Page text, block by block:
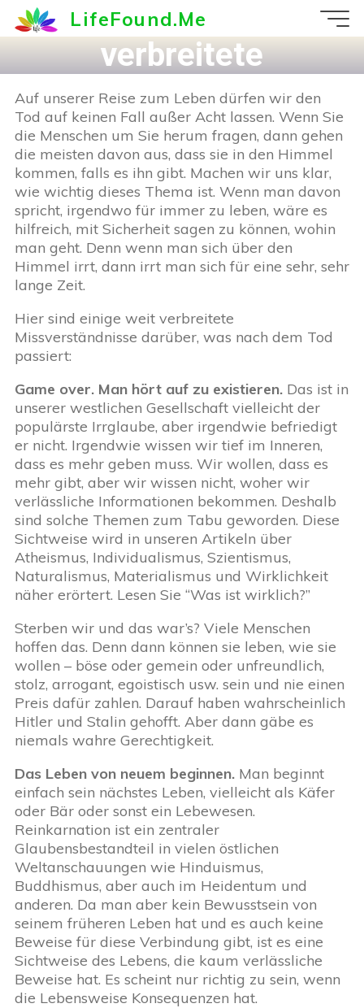
Zum
Inhalt
LifeFound.Me
beim Tod? 3
verbreitete
Missverständnisse
.
Auf unserer Reise zum Leben dürfen wir den
Tod auf keinen Fall außer Acht lassen. Wenn Sie
die Menschen um Sie herum fragen, dann gehen
die meisten davon aus, dass sie in den Himmel
kommen, falls es ihn gibt. Machen wir uns klar,
wie wichtig dieses Thema ist. Wenn man davon
spricht, irgendwo für immer zu leben, wäre es
hilfreich, mit Sicherheit sagen zu können, wohin
man geht. Denn wenn man sich über den
Himmel irrt, dann irrt man sich für eine sehr, sehr
lange Zeit.
Hier sind einige weit verbreitete
Missverständnisse darüber, was nach dem Tod
passiert:
Game over. Man hört auf zu existieren. Das ist in
unserer westlichen Gesellschaft vielleicht der
populärste Irrglaube, aber irgendwie befriedigt
er nicht. Irgendwie wissen wir tief im Inneren,
dass es mehr geben muss. Wir wollen, dass es
mehr gibt, aber wir wissen nicht, woher wir
verlässliche Informationen bekommen. Deshalb
sind solche Themen zum Tabu geworden. Diese
Sichtweise wird in unseren Artikeln über
Atheismus, Individualismus, Szientismus,
Naturalismus, Materialismus und Wirklichkeit
näher erörtert. Lesen Sie “Was ist wirklich?”
Sterben wir und das war’s? Viele Menschen
hoffen das. Denn dann können sie leben, wie sie
wollen – böse oder gemein oder unfreundlich,
stolz, arrogant, egoistisch usw. sein und nie einen
Preis dafür zahlen. Darauf haben wahrscheinlich
Hitler und Stalin gehofft. Aber dann gäbe es
niemals wahre Gerechtigkeit.
Das Leben von neuem beginnen. Man beginnt
einfach sein nächstes Leben, vielleicht als Käfer
oder Bär oder sonst ein Lebewesen.
Reinkarnation ist ein zentraler
Glaubensbestandteil in vielen östlichen
Weltanschauungen wie Hinduismus,
Buddhismus, aber auch im Heidentum und
anderen. Da man aber kein Bewusstsein von
seinem früheren Leben hat und es auch keine
Beweise für diese Verbindung gibt, ist es eine
Sichtweise des Lebens, die kaum verlässliche
Beweise hat. Es scheint nur richtig zu sein, wenn
die Lebensweise Konsequenzen hat.